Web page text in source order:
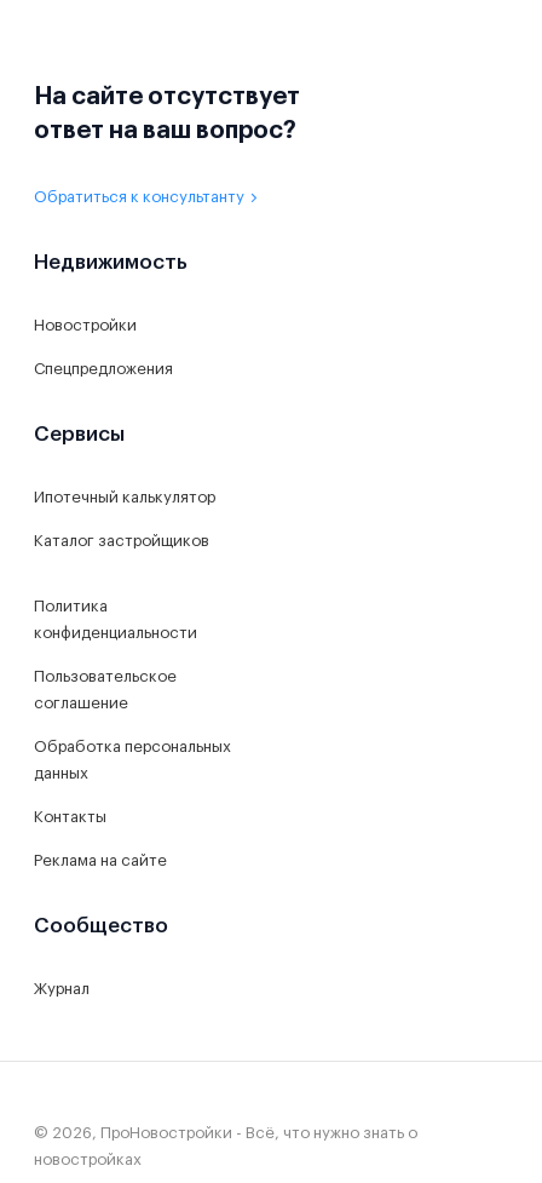
На сайте отсутствует
ответ на ваш вопрос?
Обратиться к консультанту
Недвижимость
Новостройки
Спецпредложения
Сервисы
Ипотечный калькулятор
Каталог застройщиков
Политика
конфиденциальности
Пользовательское
соглашение
Обработка персональных
данных
Контакты
Реклама на сайте
Сообщество
Журнал
© 2026, ПроНовостройки - Всё, что нужно знать о
новостройках